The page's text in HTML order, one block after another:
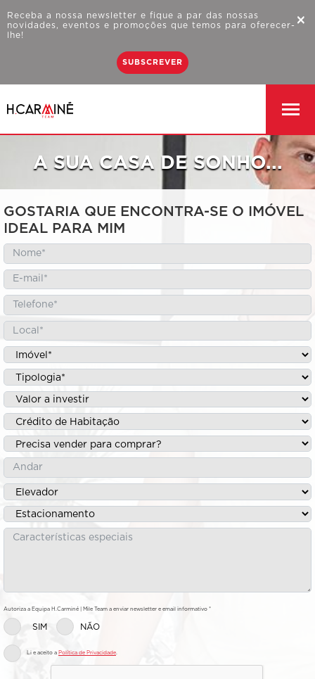
×
Receba a nossa newsletter e fique a par das nossas
novidades, eventos e promoções que temos para oferecer-
lhe!
SUBSCREVER
A SUA CASA DE SONHO...
GOSTARIA QUE ENCONTRA-SE O IMÓVEL
IDEAL PARA MIM
Autoriza a Equipa H.Carminé | Mile Team a enviar newsletter e email informativo *
SIM NÃO
Li e aceito a Política de Privacidade